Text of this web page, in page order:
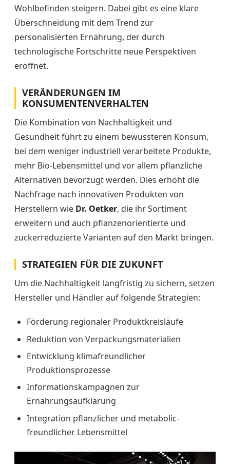
Wohlbefinden steigern. Dabei gibt es eine klare
Überschneidung mit dem Trend zur
personalisierten Ernährung, der durch
technologische Fortschritte neue Perspektiven
eröffnet.
VERÄNDERUNGEN IM
KONSUMENTENVERHALTEN
Die Kombination von Nachhaltigkeit und
Gesundheit führt zu einem bewussteren Konsum,
bei dem weniger industriell verarbeitete Produkte,
mehr Bio-Lebensmittel und vor allem pflanzliche
Alternativen bevorzugt werden. Dies erhöht die
Nachfrage nach innovativen Produkten von
Herstellern wie Dr. Oetker, die ihr Sortiment
erweitern und auch pflanzenorientierte und
zuckerreduzierte Varianten auf den Markt bringen.
STRATEGIEN FÜR DIE ZUKUNFT
Um die Nachhaltigkeit langfristig zu sichern, setzen
Hersteller und Händler auf folgende Strategien:
Förderung regionaler Produktkreisläufe
Reduktion von Verpackungsmaterialien
Entwicklung klimafreundlicher
Produktionsprozesse
Informationskampagnen zur
Ernährungsaufklärung
Integration pflanzlicher und metabolic-
freundlicher Lebensmittel